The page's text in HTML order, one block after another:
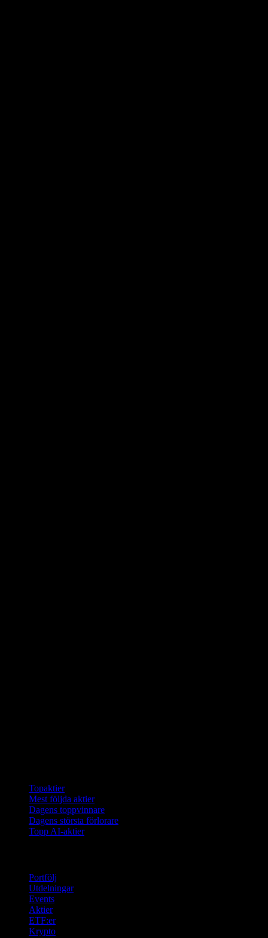
Topaktier
Mest följda aktier
Dagens toppvinnare
Dagens största förlorare
Topp AI-aktier
Portfölj
Utdelningar
Events
Aktier
ETF:er
Krypto